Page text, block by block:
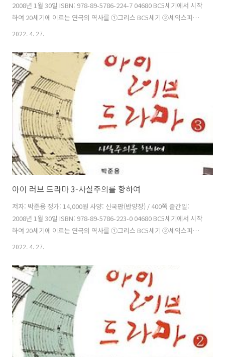
2008년 1월 30일 ISBN: 978-89-5786-224-7 04680 BC5세기에서 시작
하여 20세기에 이르는 연극의 역사를 ①그리스 BC5세기 ②셰익스피어
세상 ③사실주의를 향하여 ④20세기 이렇게 네 권으로 나누어 정리한 책
읽기 불편하고 또 전문적인 글이나 논문을 읽기 어려워하는 사람들에게
연극이 얼마나 좋은지 그 작품들이 얼마나 재미있는지 알려주려는 것이
다. 그래서 조금이라도 쉽게 대본을 읽고 편한 마음으로 극장에 가서 더
많은 공연을 즐기기 바라는 마음이다. 차례 머리말 아일랜드의 애비극장
피란델로 혁명연극 프랑스의 선구자들 유진 오닐 ..
2022. 4. 27.
아이 러브 드라마 3-사실주의를 향하여
저자: 박준용 정가: 14,000원 사양: 신국판(반양장) / 400쪽 출간일:
2008년 1월 30일 ISBN: 978-89-5786-223-0 04680 BC5세기에서 시작
하여 20세기에 이르는 연극의 역사를 ①그리스 BC5세기 ②셰익스피어
세상 ③사실주의를 향하여 ④20세기 이렇게 네 권으로 나누어 정리한 책
읽기 불편하고 또 전문적인 글이나 논문을 읽기 어려워하는 사람들에게
연극이 얼마나 좋은지 그 작품들이 얼마나 재미있는지 알려주려는 것이
다. 그래서 조금이라도 쉽게 대본을 읽고 편한 마음으로 극장에 가서 더
많은 공연을 즐기기 바라는 마음이다. 차례 머리말 스페인의 황금시대 이
탈리아 르네상스 고전주의 몰리에르 18세기 혁명..
2022. 4. 27.